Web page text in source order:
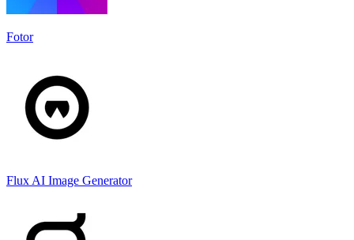
Fotor
Flux AI Image Generator